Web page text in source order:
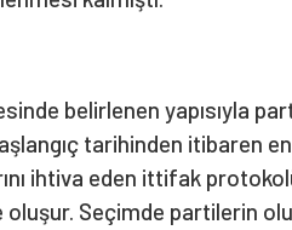
belirlenen yapısıyla
tarihinden itibaren
ihtiva eden ittifak
Seçimde partilerin